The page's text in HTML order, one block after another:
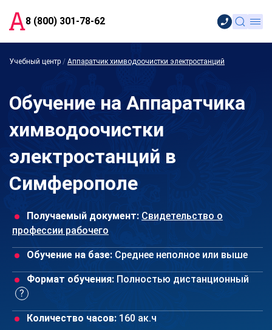
8 (800) 301-78-62
Учебный центр / Аппаратчик химводоочистки электростанций
Обучение на Аппаратчика
химводоочистки
электростанций в
Симферополе
Получаемый документ: Свидетельство о
профессии рабочего
Обучение на базе: Среднее неполное или выше
Формат обучения: Полностью дистанционный
Количество часов: 160 ак.ч